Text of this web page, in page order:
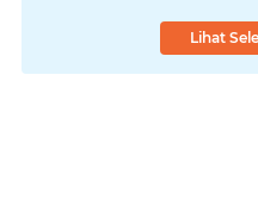
Lihat